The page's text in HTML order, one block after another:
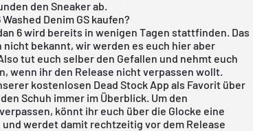
den Sneaker ab.
Denim GS kaufen?
6wird bereits in wenigen Tagen stattfinden. Das
bekannt, wir werden es euch hier aber
tut euch selber den Gefallen und nehmt euch
wenn ihr den Release nicht verpassen wollt.
kostenlosen Dead Stock App als Favorit über
Schuh immer im Überblick. Um den
könnt ihr euch über die Glocke eine
werdet damit rechtzeitig vor dem Release